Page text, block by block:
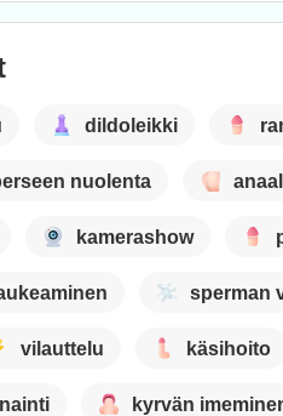
dildoleikki
nuolenta
kamerashow
sperman
vilauttelu käsihoito
kyrvän